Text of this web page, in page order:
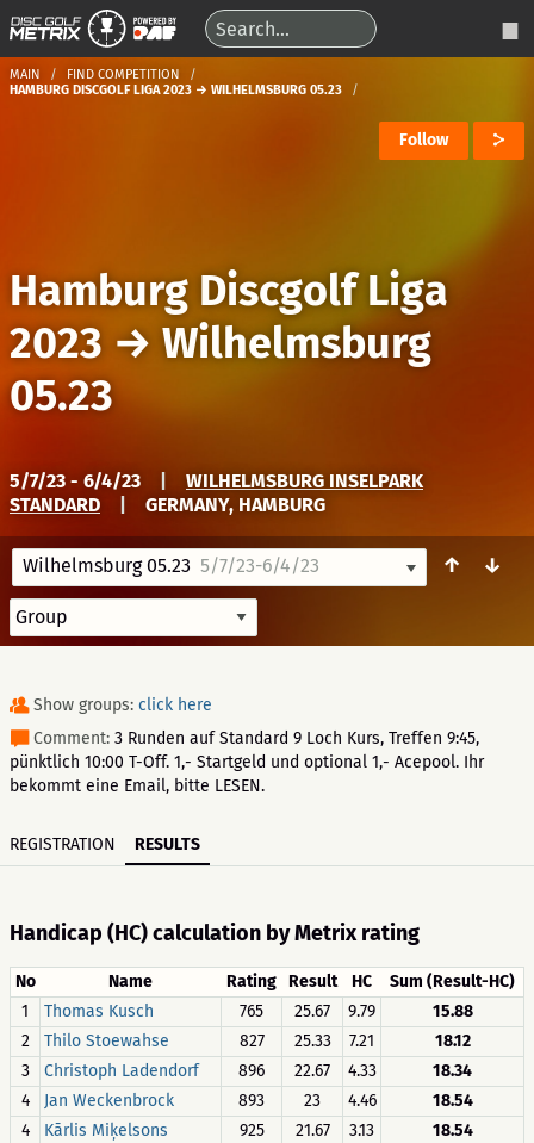
MAIN
FIND COMPETITION
HAMBURG DISCGOLF LIGA 2023 → WILHELMSBURG 05.23
Follow
Hamburg Discgolf Liga
2023 → Wilhelmsburg
05.23
5/7/23 - 6/4/23
WILHELMSBURG INSELPARK
STANDARD
GERMANY, HAMBURG
Wilhelmsburg 05.23 5/7/23-6/4/23 ↑ ↓
Show groups: click here
Comment: 3 Runden auf Standard 9 Loch Kurs, Treffen 9:45,
pünktlich 10:00 T-Off. 1,- Startgeld und optional 1,- Acepool. Ihr
bekommt eine Email, bitte LESEN.
REGISTRATION RESULTS
Handicap (HC) calculation by Metrix rating
No Name Rating Result HC
Sum (Result-HC)
1
Thomas Kusch 765 25.67 9.79
15.88
2
Thilo Stoewahse 827 25.33 7.21
18.12
3
Christoph Ladendorf 896 22.67 4.33
18.34
4
Jan Weckenbrock 893 23 4.46
18.54
4
Kārlis Miķelsons 925 21.67 3.13
18.54